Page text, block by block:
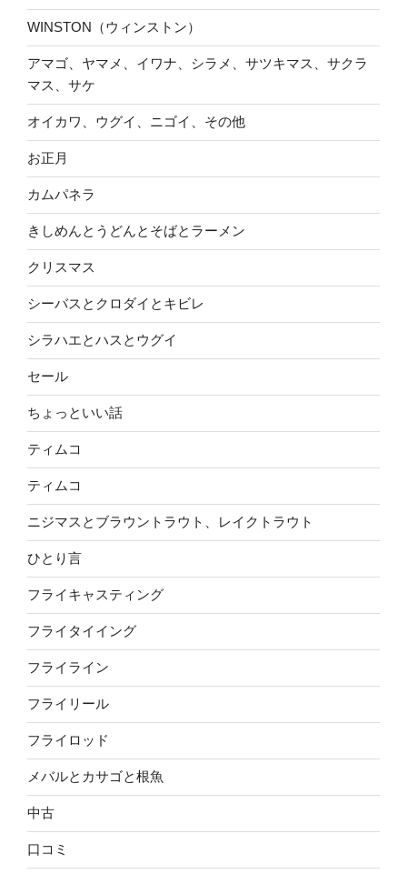
WINSTON（ウィンストン）
アマゴ、ヤマメ、イワナ、シラメ、サツキマス、サクラ
マス、サケ
オイカワ、ウグイ、ニゴイ、その他
お正月
カムパネラ
きしめんとうどんとそばとラーメン
クリスマス
シーバスとクロダイとキビレ
シラハエとハスとウグイ
セール
ちょっといい話
ティムコ
ティムコ
ニジマスとブラウントラウト、レイクトラウト
ひとり言
フライキャスティング
フライタイイング
フライライン
フライリール
フライロッド
メバルとカサゴと根魚
中古
口コミ